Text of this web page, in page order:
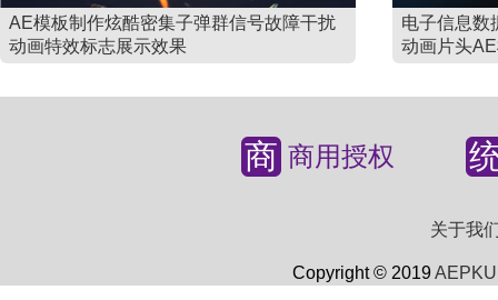
AE模板制作炫酷密集子弹群信号故障干扰
动画特效标志展示效果
电子信息数
动画片头
商 商用授权
关于我
Copyright © 2019